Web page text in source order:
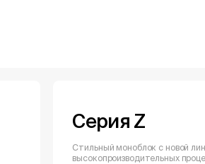
Серия Z
Стильный моноблок с новой
высокопроизводительных